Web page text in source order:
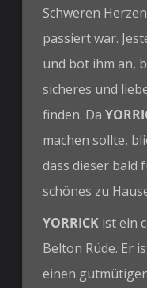
Schweren
passiert war.
und bot ihm an,
sicheres und
finden. Da
machen sollte,
dass dieser bald
schönes zu
YORRICK ist ein
Belton Rüde. Er
einen